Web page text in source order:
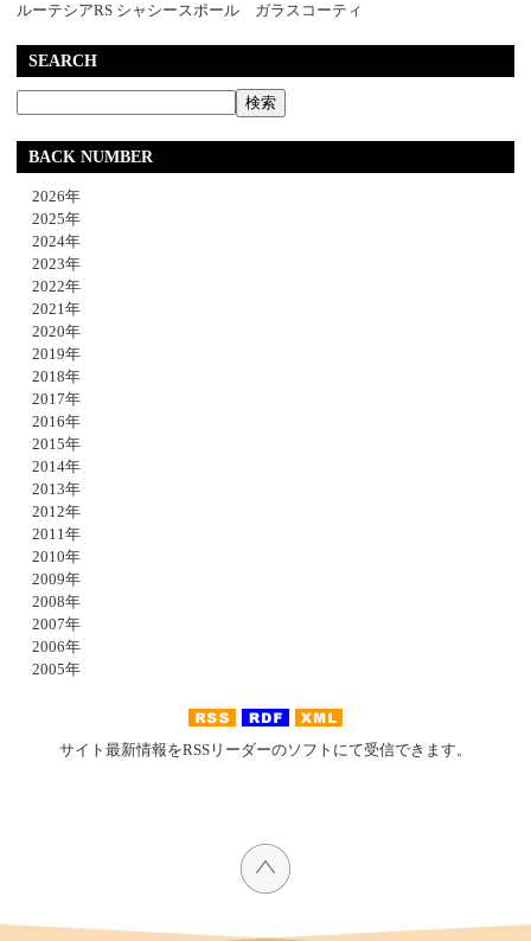
ルーテシアRS シャシースポール ガラスコーティ
SEARCH
BACK NUMBER
2026年
2025年
2024年
2023年
2022年
2021年
2020年
2019年
2018年
2017年
2016年
2015年
2014年
2013年
2012年
2011年
2010年
2009年
2008年
2007年
2006年
2005年
サイト最新情報をRSSリーダーのソフトにて受信できます。